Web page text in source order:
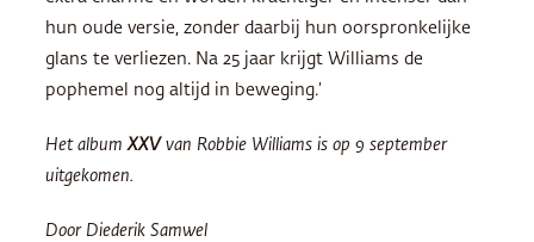
hun oude versie, zonder daarbij hun oorspronkelijke
glans te verliezen. Na 25 jaar krijgt Williams de
pophemel nog altijd in beweging.’
Het albumXXV van Robbie Williams is op 9 september
uitgekomen.
Door Diederik Samwel